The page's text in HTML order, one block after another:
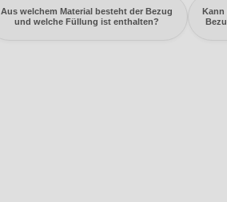
Aus welchem Material besteht der Bezug
und welche Füllung ist enthalten?
Kann